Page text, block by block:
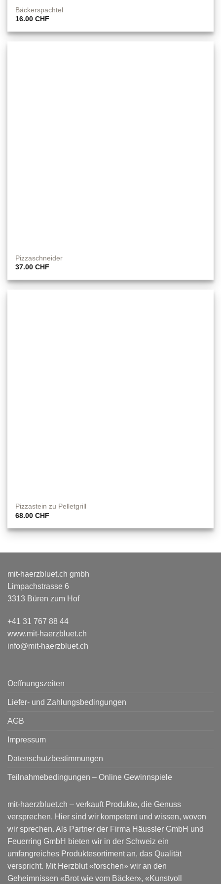
Bäckerspachtel
16.00CHF
Pizzaschneider
37.00CHF
Pizzastein zu Pelletgrill
68.00CHF
mit-haerzbluet.ch gmbh
Limpachstrasse 6
3313 Büren zum Hof
+41 31 767 88 44
www.mit-haerzbluet.ch
info@mit-haerzbluet.ch
Oeffnungszeiten
Liefer- und Zahlungsbedingungen
AGB
Impressum
Datenschutzbestimmungen
Teilnahmebedingungen – Online Gewinnspiele
mit-haerzbluet.ch – verkauft Produkte, die Genuss
versprechen. Hier sind wir kompetent und wissen, wovon
wir sprechen. Als Partner der Firma Häussler GmbH und
Feuerring GmbH bieten wir in der Schweiz ein
umfangreiches Produktesortiment an, das Qualität
verspricht. Mit Herzblut «forschen» wir an den
Geheimnissen «Brot wie vom Bäcker», «Kunstvoll